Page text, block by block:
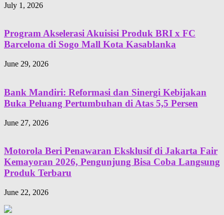
July 1, 2026
Program Akselerasi Akuisisi Produk BRI x FC
Barcelona di Sogo Mall Kota Kasablanka
June 29, 2026
Bank Mandiri: Reformasi dan Sinergi Kebijakan
Buka Peluang Pertumbuhan di Atas 5,5 Persen
June 27, 2026
Motorola Beri Penawaran Eksklusif di Jakarta Fair
Kemayoran 2026, Pengunjung Bisa Coba Langsung
Produk Terbaru
June 22, 2026